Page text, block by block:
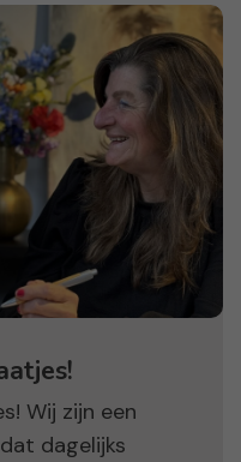
Wij zijn een
dagelijks